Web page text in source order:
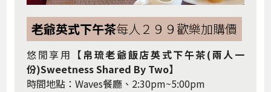
老爺英式下午茶每人２９９歡樂加購價
悠閒享用 【帛琉老爺飯店英式下午茶(兩人一
份)Sweetness Shared By Two】
時間地點：Waves餐廳、2:30pm~5:00pm